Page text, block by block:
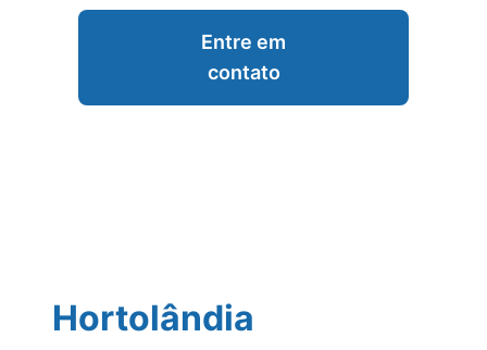
Entre em
contato
Hortolândia